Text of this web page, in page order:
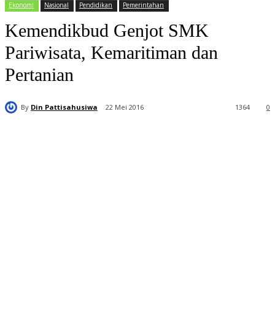
Ekonomi Nasional Pendidikan Pemerintahan
Kemendikbud Genjot SMK
Pariwisata, Kemaritiman dan
Pertanian
By Din Pattisahusiwa 22 Mei 2016 0
1364